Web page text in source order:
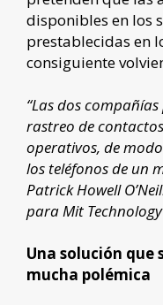
disponibles en los
prestablecidas en
consiguiente
“Las dos
rastreo de
operativos, de
los teléfonos de un
Patrick Howell
para Mit Technology
Una solución que
mucha polémica